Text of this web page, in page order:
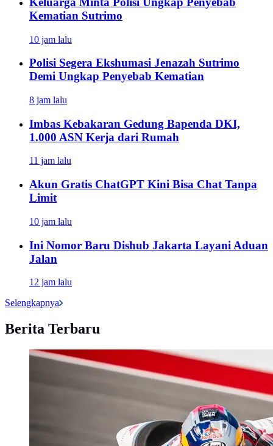
Kematian Sutrimo
10 jam lalu
Polisi Segera Ekshumasi Jenazah Sutrimo
Demi Ungkap Penyebab Kematian
8 jam lalu
Imbas Kebakaran Gedung Bapenda DKI,
1.000 ASN Kerja dari Rumah
11 jam lalu
Akun Gratis ChatGPT Kini Bisa Chat Tanpa
Limit
10 jam lalu
Ini Nomor Baru Dishub Jakarta Layani Aduan
Jalan
12 jam lalu
Selengkapnya
Berita Terbaru